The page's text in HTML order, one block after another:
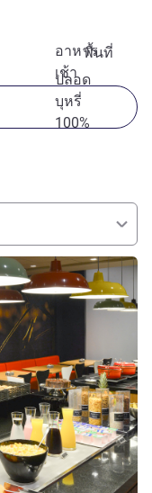
อาหาร
เช้า
พื้นที่
ปลอด
บุหรี่
100%